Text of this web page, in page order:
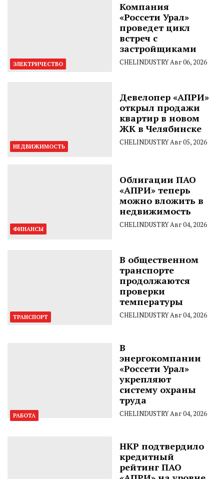
ЭЛЕКТРИЧЕСТВО
Компания
«Россети Урал»
проведет цикл
встреч с
застройщиками
CHELINDUSTRYАвг 06, 2026
НЕДВИЖИМОСТЬ
Девелопер «АПРИ»
открыл продажи
квартир в новом
ЖК в Челябинске
CHELINDUSTRYАвг 05, 2026
ФИНАНСЫ
Облигации ПАО
«АПРИ» теперь
можно вложить в
недвижимость
CHELINDUSTRYАвг 04, 2026
ТРАНСПОРТ
В общественном
транспорте
продолжаются
проверки
температуры
CHELINDUSTRYАвг 04, 2026
РАБОТА
В
энергокомпании
«Россети Урал»
укрепляют
систему охраны
труда
CHELINDUSTRYАвг 04, 2026
НКР подтвердило
кредитный
рейтинг ПАО